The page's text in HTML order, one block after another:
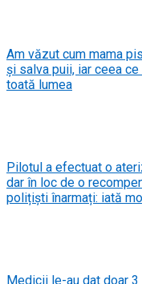
Am văzut cum mama
și salva puii, iar ceea
toată lumea
Pilotul a efectuat o
dar în loc de o
polițiști înarmați: iată
Medicii le-au dat doar